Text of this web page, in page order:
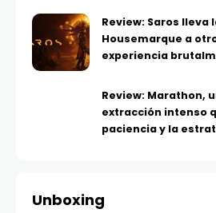
Review: Saros lleva
Housemarque a
experiencia
Review: Marathon,
extracción intenso
paciencia y la
Unboxing